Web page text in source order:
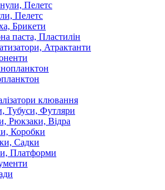
Пелетс
Брикети
паста, Пластилін
Атрактанти
клювання
Тубуси, Футляри
Рюкзаки, Відра
Коробки
Садки
Платформи